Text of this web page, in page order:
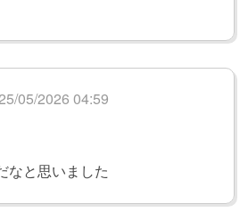
05/2026 04:59
なと思いました